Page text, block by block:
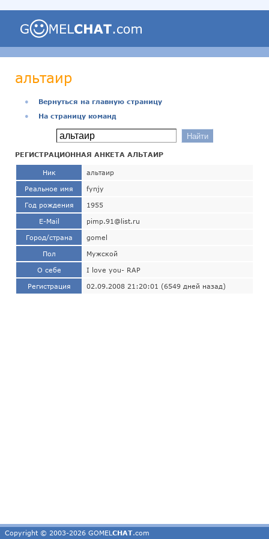
альтаир
●
Вернуться на главную страницу
●
На страницу команд
РЕГИСТРАЦИОННАЯ АНКЕТА АЛЬТАИР
Ник альтаир
Реальное имя fynjy
Год рождения 1955
E-Mail pimp.91@list.ru
Город/страна gomel
Пол Мужской
О себе I love you- RAP
Регистрация 02.09.2008 21:20:01 (6549 дней назад)
Copyright © 2003-2026 GOMEL CHAT.com